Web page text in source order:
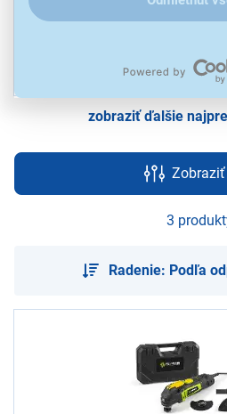
2
Fieldmann FDB 9002
zobraziť ďalšie
3
Radenie: Podľa